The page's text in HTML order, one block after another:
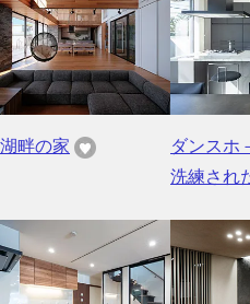
湖畔の家
ダンスホ
洗練され